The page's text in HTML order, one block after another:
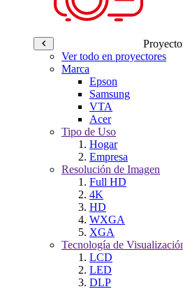
Ver todo en proyectores
Marca
Epson
Samsung
VTA
Acer
Tipo de Uso
Hogar
Empresa
Resolución de Imagen
Full HD
4K
HD
WXGA
XGA
Tecnología de
LCD
LED
DLP